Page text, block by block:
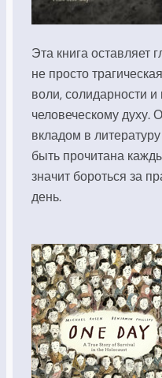
Эта книга оставляет
не просто
воли, солидарности
человеческому духу.
вкладом в
быть прочитана
значит бороться за
день.